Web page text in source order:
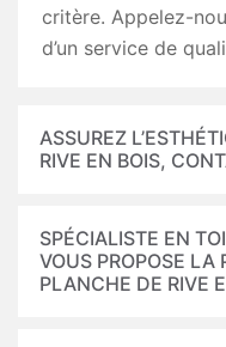
critère. Appelez-
d’un service de
ASSUREZ
RIVE EN BOIS,
SPÉCIALISTE EN
VOUS PROPOSE LA
PLANCHE DE RIVE